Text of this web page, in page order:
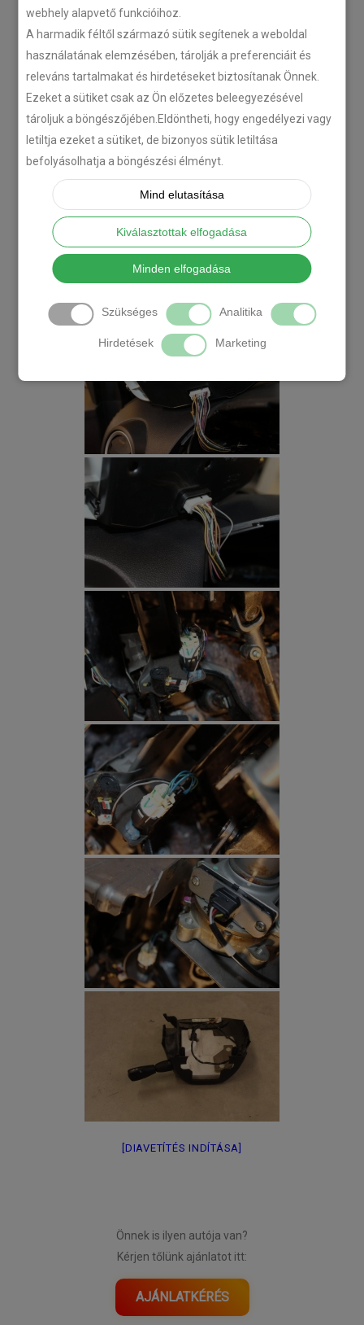
webhely alapvető funkcióihoz.
A harmadik féltől származó sütik segítenek a weboldal
használatának elemzésében, tárolják a preferenciáit és
releváns tartalmakat és hirdetéseket biztosítanak Önnek.
Ezeket a sütiket csak az Ön előzetes beleegyezésével
tároljuk a böngészőjében.Eldöntheti, hogy engedélyezi vagy
letiltja ezeket a sütiket, de bizonyos sütik letiltása
befolyásolhatja a böngészési élményt.
Mind elutasítása
Kiválasztottak elfogadása
Minden elfogadása
Szükséges Analitika
Hirdetések Marketing
[DIAVETÍTÉS INDÍTÁSA]
Önnek is ilyen autója van?
Kérjen tőlünk ajánlatot itt:
AJÁNLATKÉRÉS